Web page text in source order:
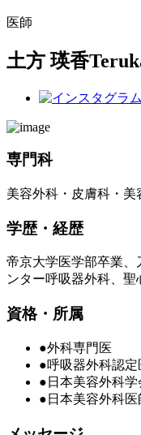
医師
土方 瑛香
専門科
美容外科・皮膚科・美
学歴・経歴
帝京大学医学部卒業、
ンター呼吸器外科、
資格・所属
●外科専門医
●呼吸器外科認定
●日本美容外科学
●日本美容外科医